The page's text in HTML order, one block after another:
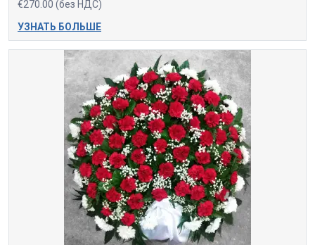
€270.00 (без НДС)
УЗНАТЬ БОЛЬШЕ